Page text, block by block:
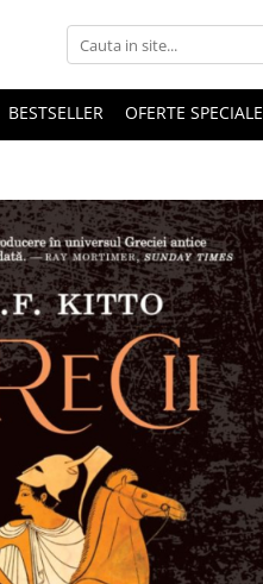
BESTSELLER OFERTE SPECIALE